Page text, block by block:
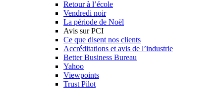
Retour à l’école
Vendredi noir
La période de Noël
Avis sur PCI
Ce que disent nos clients
Accréditations et avis de l’industrie
Better Business Bureau
Yahoo
Viewpoints
Trust Pilot